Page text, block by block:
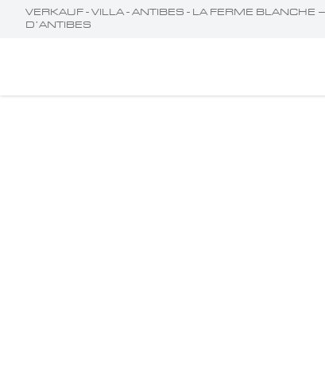
VERKAUF - VILLA - ANTIBES - LA FERME BLANCHE
’ANTIBES